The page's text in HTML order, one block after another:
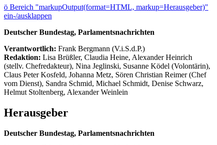
ö Bereich "markupOutput(format=HTML, markup=Herausgeber)"
ein-/ausklappen
Deutscher Bundestag, Parlamentsnachrichten
Verantwortlich: Frank Bergmann (V.i.S.d.P.)
Redaktion: Lisa Brüßler, Claudia Heine, Alexander Heinrich
(stellv. Chefredakteur), Nina Jeglinski, Susanne Ködel (Volontärin),
Claus Peter Kosfeld, Johanna Metz, Sören Christian Reimer (Chef
vom Dienst), Sandra Schmid, Michael Schmidt, Denise Schwarz,
Helmut Stoltenberg, Alexander Weinlein
Herausgeber
Deutscher Bundestag, Parlamentsnachrichten